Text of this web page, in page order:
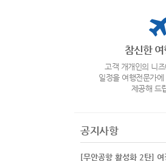
참신한 여
고객 개개인의 니
일정을 여행전문가
제공해 드
공지사항
[무안공항 활성화 2탄]